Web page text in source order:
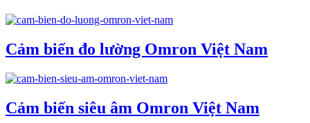
Cảm biến đo lường Omron Việt Nam
Cảm biến siêu âm Omron Việt Nam